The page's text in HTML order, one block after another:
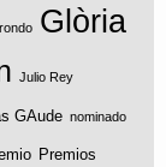
Glòria
Julio Rey
GAude nominado
Premios